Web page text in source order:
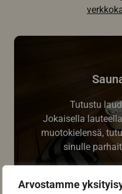
Arvostamme
Tutustu
Jokaisella
muotokielensä,
sinulle